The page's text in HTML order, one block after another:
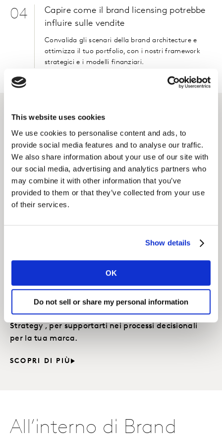
This website uses cookies
We use cookies to personalise content and ads, to
provide social media features and to analyse our traffic.
We also share information about your use of our site with
our social media, advertising and analytics partners who
may combine it with other information that you’ve
provided to them or that they’ve collected from your use
of their services.
Show details
OK
Do not sell or share my personal information
04
Capire come il brand licensing potrebbe
influire sulle vendite
Convalida gli scenari della brand architecture e
ottimizza il tuo portfolio, con i nostri framework
strategici e i modelli finanziari.
Soluzioni in evidenza
BrandZ
I brand forti riescono a dare valore al business e agli
azionisti. Potenzia la crescita con la più grande
piattaforma di brand equity del mondo.
SCOPRI DI PIÙ
Brand Valuation
Consulting
Forniamo dati sul ROI ai professionisti del
marketing, insight, finance ed esperti di Brand
Strategy , per supportarti nei processi decisionali
per la tua marca.
SCOPRI DI PIÙ
All’interno di Brand